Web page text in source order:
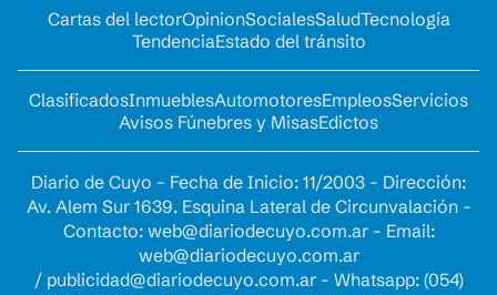
Cartas del lectorOpinionSocialesSaludTecnología
TendenciaEstado del tránsito
ClasificadosInmueblesAutomotoresEmpleosServicios
Avisos Fúnebres y MisasEdictos
Diario de Cuyo - Fecha de Inicio: 11/2003 - Dirección:
Av. Alem Sur 1639. Esquina Lateral de Circunvalación -
Contacto: web@diariodecuyo.com.ar- Email:
web@diariodecuyo.com.ar
/ publicidad@diariodecuyo.com.ar- Whatsapp: (054)